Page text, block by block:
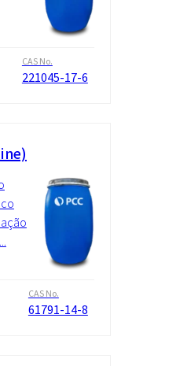
CAS No.
221045-17-6
CAS No.
61791-14-8